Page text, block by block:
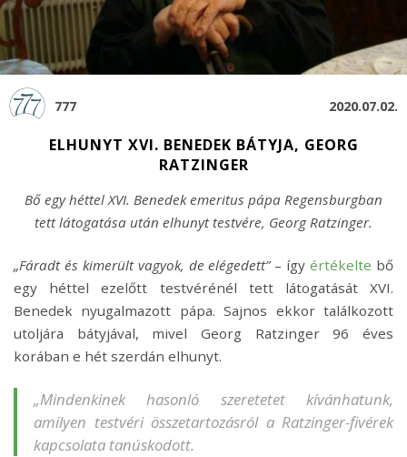
777 2020.07.02.
ELHUNYT XVI. BENEDEK BÁTYJA, GEORG
RATZINGER
Bő egy héttel XVI. Benedek emeritus pápa Regensburgban
tett látogatása után elhunyt testvére, Georg Ratzinger.
„Fáradt és kimerült vagyok, de elégedett”– ígyértékelte bő
egy héttel ezelőtt testvérénél tett látogatását XVI.
Benedek nyugalmazott pápa. Sajnos ekkor találkozott
utoljára bátyjával, mivel Georg Ratzinger 96 éves
korában e hét szerdán elhunyt.
„Mindenkinek hasonló szeretetet kívánhatunk,
amilyen testvéri összetartozásról a Ratzinger-fivérek
kapcsolata tanúskodott.